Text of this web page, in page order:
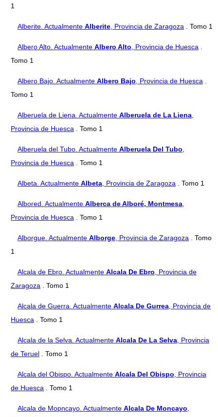
1
Alberite. Actualmente Alberite , Provincia de Zaragoza . Tomo 1
Albero Alto. Actualmente Albero Alto , Provincia de Huesca
Tomo 1
Albero Bajo. Actualmente Albero Bajo , Provincia de Huesca
Tomo 1
Alberuela de Liena. Actualmente Alberuela de La Liena
Provincia de Huesca . Tomo 1
Alberuela del Tubo. Actualmente Alberuela Del Tubo
Provincia de Huesca . Tomo 1
Albeta. Actualmente Albeta , Provincia de Zaragoza . Tomo 1
Albored. Actualmente Alberca de Alboré, Montmesa
Provincia de Huesca . Tomo 1
Alborgue. Actualmente Alborge , Provincia de Zaragoza . Tomo
1
Alcala de Ebro. Actualmente Alcala De Ebro , Provincia de
Zaragoza . Tomo 1
Alcala de Guerra. Actualmente Alcala De Gurrea , Provincia de
Huesca . Tomo 1
Alcala de la Selva. Actualmente Alcala De La Selva , Provincia
de Teruel . Tomo 1
Alcala del Obispo. Actualmente Alcala Del Obispo , Provincia
de Huesca . Tomo 1
Alcala de Mopncayo. Actualmente Alcala De Moncayo